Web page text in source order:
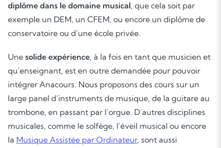
diplôme dans le domaine musical, que cela soit par
exemple un DEM, un CFEM, ou encore un diplôme de
conservatoire ou d’une école privée.
Une solide expérience, à la fois en tant que musicien et
qu’enseignant, est en outre demandée pour pouvoir
intégrer Anacours. Nous proposons des cours sur un
large panel d’instruments de musique, de la guitare au
trombone, en passant par l’orgue. D’autres disciplines
musicales, comme le solfège, l’éveil musical ou encore
la Musique Assistée par Ordinateur, sont aussi